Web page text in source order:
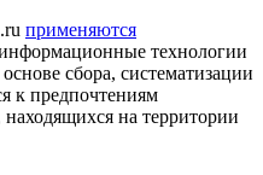
применяются
технологии
сбора, систематизации
к предпочтениям
находящихся на территории